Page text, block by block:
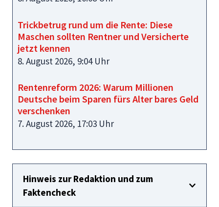
Trickbetrug rund um die Rente: Diese
Maschen sollten Rentner und Versicherte
jetzt kennen
8. August 2026, 9:04 Uhr
Rentenreform 2026: Warum Millionen
Deutsche beim Sparen fürs Alter bares Geld
verschenken
7. August 2026, 17:03 Uhr
Hinweis zur Redaktion und zum
Faktencheck